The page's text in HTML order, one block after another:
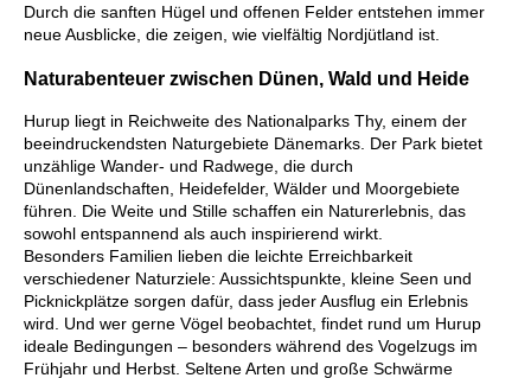
Durch die sanften Hügel und offenen Felder entstehen immer
neue Ausblicke, die zeigen, wie vielfältig Nordjütland ist.
Naturabenteuer zwischen Dünen, Wald und Heide
Hurup liegt in Reichweite des Nationalparks Thy, einem der
beeindruckendsten Naturgebiete Dänemarks. Der Park bietet
unzählige Wander- und Radwege, die durch
Dünenlandschaften, Heidefelder, Wälder und Moorgebiete
führen. Die Weite und Stille schaffen ein Naturerlebnis, das
sowohl entspannend als auch inspirierend wirkt.
Besonders Familien lieben die leichte Erreichbarkeit
verschiedener Naturziele: Aussichtspunkte, kleine Seen und
Picknickplätze sorgen dafür, dass jeder Ausflug ein Erlebnis
wird. Und wer gerne Vögel beobachtet, findet rund um Hurup
ideale Bedingungen – besonders während des Vogelzugs im
Frühjahr und Herbst. Seltene Arten und große Schwärme